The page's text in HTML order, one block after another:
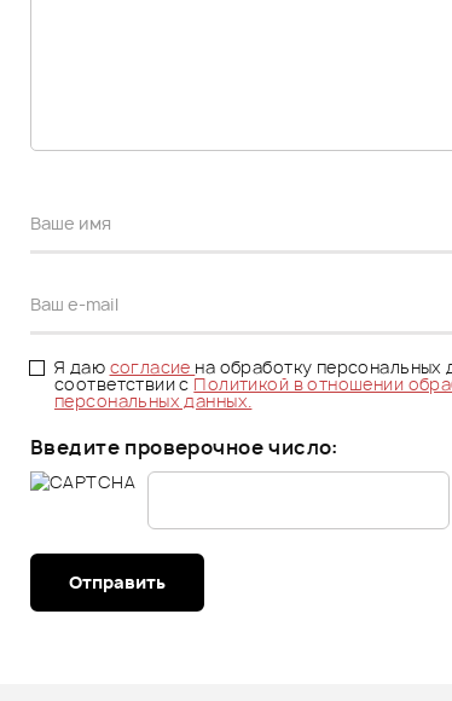
Я даю согласие на обработку персональных
соответствии сПолитикой в отношении
персональных данных.
Введите проверочное число:
Отправить